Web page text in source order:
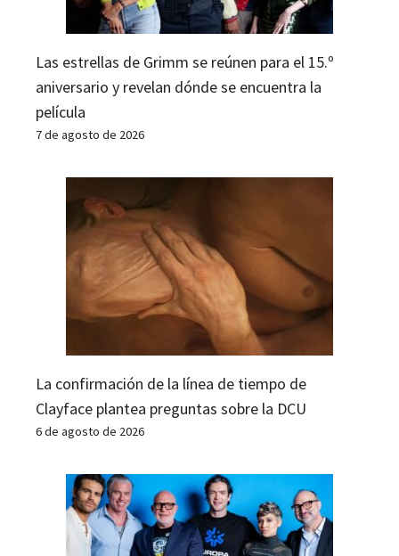
Las estrellas de Grimm se reúnen para el 15.º
aniversario y revelan dónde se encuentra la
película
7 de agosto de 2026
La confirmación de la línea de tiempo de
Clayface plantea preguntas sobre la DCU
6 de agosto de 2026